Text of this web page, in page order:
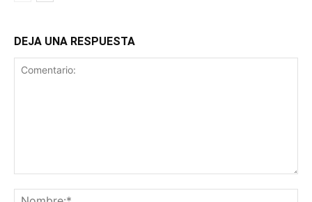
DEJA UNA RESPUESTA